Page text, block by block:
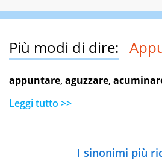
Più modi di dire:
appuntare,aguzzare,
Leggi tutto >>
I sinonimi più